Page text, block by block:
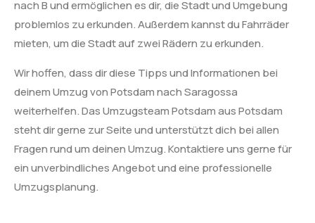
nach B und ermöglichen es dir, die Stadt und Umgebung
problemlos zu erkunden. Außerdem kannst du Fahrräder
mieten, um die Stadt auf zwei Rädern zu erkunden.
Wir hoffen, dass dir diese Tipps und Informationen bei
deinem Umzug von Potsdam nach Saragossa
weiterhelfen. Das Umzugsteam Potsdam aus Potsdam
steht dir gerne zur Seite und unterstützt dich bei allen
Fragen rund um deinen Umzug. Kontaktiere uns gerne für
ein unverbindliches Angebot und eine professionelle
Umzugsplanung.